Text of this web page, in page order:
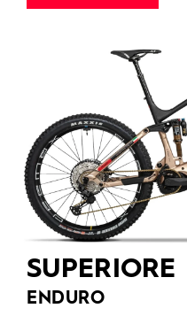
SUPERIORE
ENDURO